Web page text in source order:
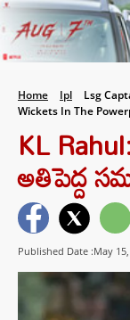
Home Ipl
Lsg
Wickets In The
KL
అతిపెద్ద
Published Date :May 15,